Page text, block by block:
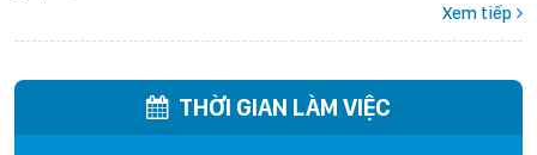
Xem tiếp
THỜI GIAN LÀM VIỆC